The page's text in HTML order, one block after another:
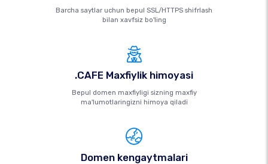
Barcha saytlar uchun bepul SSL/HTTPS shifrlash
bilan xavfsiz bo'ling
.CAFE Maxfiylik himoyasi
Bepul domen maxfiyligi sizning maxfiy
ma'lumotlaringizni himoya qiladi
Domen kengaytmalari